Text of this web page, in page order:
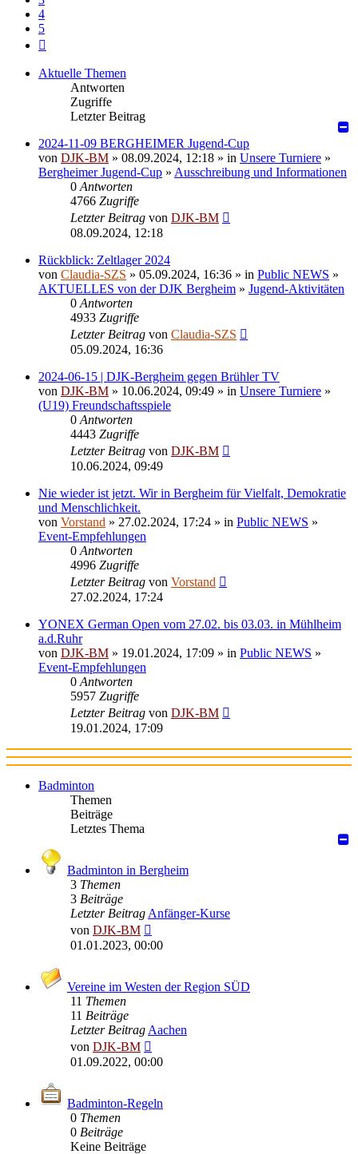
4
5
Aktuelle Themen
Antworten
Zugriffe
Letzter Beitrag
2024-11-09 BERGHEIMER Jugend-Cup
von DJK-BM » 08.09.2024, 12:18 » in Unsere Turniere »
Bergheimer Jugend-Cup » Ausschreibung und Informationen
0 Antworten
4766 Zugriffe
Letzter Beitrag von DJK-BM
08.09.2024, 12:18
Rückblick: Zeltlager 2024
von Claudia-SZS » 05.09.2024, 16:36 » in Public NEWS »
AKTUELLES von der DJK Bergheim » Jugend-Aktivitäten
0 Antworten
4933 Zugriffe
Letzter Beitrag von Claudia-SZS
05.09.2024, 16:36
2024-06-15 | DJK-Bergheim gegen Brühler TV
von DJK-BM » 10.06.2024, 09:49 » in Unsere Turniere »
(U19) Freundschaftsspiele
0 Antworten
4443 Zugriffe
Letzter Beitrag von DJK-BM
10.06.2024, 09:49
Nie wieder ist jetzt. Wir in Bergheim für Vielfalt, Demokratie
und Menschlichkeit.
von Vorstand » 27.02.2024, 17:24 » in Public NEWS »
Event-Empfehlungen
0 Antworten
4996 Zugriffe
Letzter Beitrag von Vorstand
27.02.2024, 17:24
YONEX German Open vom 27.02. bis 03.03. in Mühlheim
a.d.Ruhr
von DJK-BM » 19.01.2024, 17:09 » in Public NEWS »
Event-Empfehlungen
0 Antworten
5957 Zugriffe
Letzter Beitrag von DJK-BM
19.01.2024, 17:09
Badminton
Themen
Beiträge
Letztes Thema
Badminton in Bergheim
3 Themen
3 Beiträge
Letzter Beitrag Anfänger-Kurse
von DJK-BM
Beitrag
01.01.2023, 00:00
Vereine im Westen der Region SÜD
11 Themen
11 Beiträge
Letzter Beitrag Aachen
von DJK-BM
Beitrag
01.09.2022, 00:00
Badminton-Regeln
0 Themen
0 Beiträge
Keine Beiträge